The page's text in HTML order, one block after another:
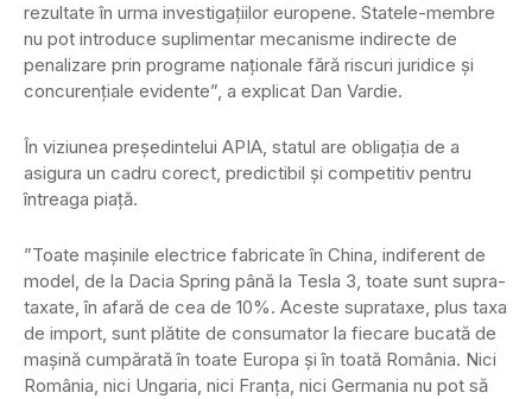
rezultate în urma investigațiilor europene. Statele-membre
nu pot introduce suplimentar mecanisme indirecte de
penalizare prin programe naționale fără riscuri juridice și
concurențiale evidente”, a explicat Dan Vardie.
În viziunea președintelui APIA, statul are obligația de a
asigura un cadru corect, predictibil și competitiv pentru
întreaga piață.
”Toate mașinile electrice fabricate în China, indiferent de
model, de la Dacia Spring până la Tesla 3, toate sunt supra-
taxate, în afară de cea de 10%. Aceste suprataxe, plus taxa
de import, sunt plătite de consumator la fiecare bucată de
mașină cumpărată în toate Europa și în toată România. Nici
România, nici Ungaria, nici Franța, nici Germania nu pot să